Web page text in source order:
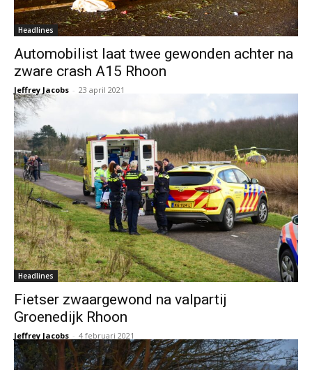
Headlines
Automobilist laat twee gewonden achter na
zware crash A15 Rhoon
Jeffrey Jacobs - 23 april 2021
Headlines
Fietser zwaargewond na valpartij
Groenedijk Rhoon
Jeffrey Jacobs - 4 februari 2021